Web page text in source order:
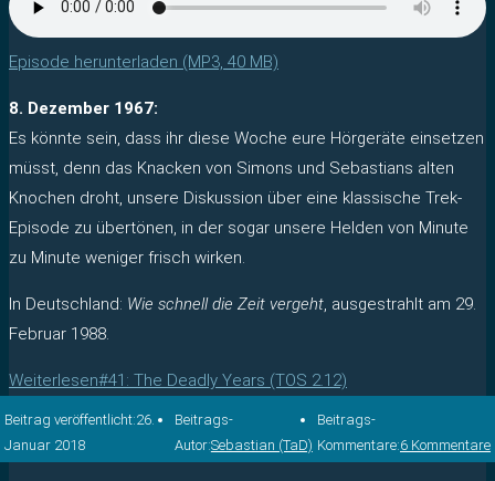
Episode herunterladen (MP3, 40 MB)
8. Dezember 1967:
Es könnte sein, dass ihr diese Woche eure Hörgeräte einsetzen
müsst, denn das Knacken von Simons und Sebastians alten
Knochen droht, unsere Diskussion über eine klassische Trek-
Episode zu übertönen, in der sogar unsere Helden von Minute
zu Minute weniger frisch wirken.
In Deutschland: Wie schnell die Zeit vergeht, ausgestrahlt am 29.
Februar 1988.
Weiterlesen#41: The Deadly Years (TOS 2.12)
Beitrag veröffentlicht:26.
Januar 2018
Beitrags-
Autor:Sebastian (TaD)
Beitrags-
Kommentare:6 Kommentare